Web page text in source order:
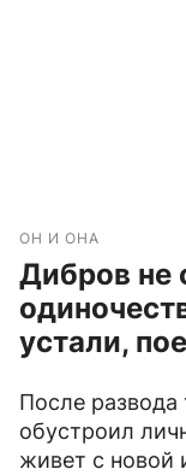
ОН И ОНА
Дибров не
устали,
После
обустроил
живет с новой